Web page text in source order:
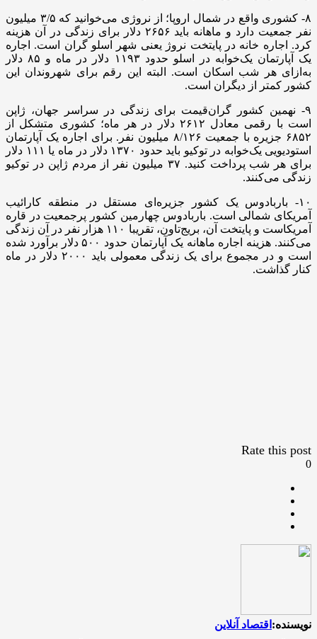
۸- کشوری واقع در شمال اروپا؛ از نروژی می‌خوانید که ۳/۵ میلیون
نفر جمعیت دارد و ماهانه باید ۲۶۵۶ دلار برای زندگی در آن هزینه
کرد. اجاره خانه در پایتخت نروژ یعنی شهر اسلو گران است. اجاره
یک آپارتمان یک‌خوابه در اسلو حدود ۱۱۹۳ دلار در ماه و ۸۵ دلار
به‌ازای هر شب اسکان است. البته این رقم برای شهروندان این
کشور کمتر از دیگران است.
۹- نهمین کشور گران‌قیمت برای زندگی در سراسر جهان، ژاپن
است با رقمی معادل ۲۶۱۲ دلار در هر ماه؛ کشوری متشکل از
۶۸۵۲ جزیره با جمعیت ۸/۱۲۶ میلیون نفر. برای اجاره یک آپارتمان
استودیویی یک‌خوابه در توکیو باید حدود ۱۳۷۰ دلار در ماه یا ۱۱۱ دلار
برای هر شب پرداخت کنید. ۳۷ میلیون نفر از مردم ژاپن در توکیو
زندگی می‌کنند.​​​​​​​
۱۰- باربادوس یک کشور جزیره‌ای مستقل در منطقه کارائیب
آمریکای شمالی است. باربادوس چهارمین کشور پرجمعیت در قاره
آمریکاست و پایتخت آن، بریج‌تاون، تقریبا ۱۱۰ هزار نفر در آن زندگی
می‌کنند. هزینه اجاره ماهانه یک آپارتمان حدود ۵۰۰ دلار برآورد شده
است و در مجموع برای یک زندگی معمولی باید ۲۰۰۰ دلار در ماه
کنار گذاشت.
Rate this post
0
نویسنده: اقتصاد آنلاین